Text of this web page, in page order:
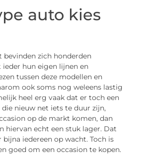
auto kies
bevinden zich honderden
hun eigen lijnen en
tussen deze modellen en
ook soms nog weleens lastig
heel erg vaak dat er toch een
die nieuw net iets te duur zijn,
op de markt komen, dan
hiervan echt een stuk lager. Dat
iedereen op wacht. Toch is
goed om een occasion te kopen.